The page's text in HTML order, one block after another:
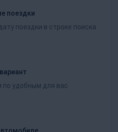
поездки
поездки в строке поиска
по удобным для вас